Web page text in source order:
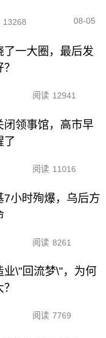
13268 08-05
了一大圈，最后发
阅读 12941
闭领事馆，高市早
了
阅读 11016
7小时殉爆，乌后方
阅读 8261
业\"回流梦\"，为何
阅读 7769